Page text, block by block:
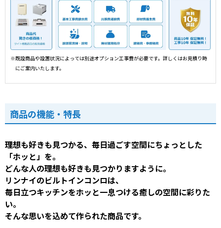
※既設商品や設置状況によっては別途オプション工事費が必要です。詳しくはお見積り時
にご案内いたします。
商品の機能・特長
理想も好きも見つかる、毎日過ごす空間にちょっとした
「ホッと」を。
どんな人の理想も好きも見つかりますように。
リンナイのビルトインコンロは、
毎日立つキッチンをホッと一息つける癒しの空間に彩りた
い。
そんな思いを込めて作られた商品です。